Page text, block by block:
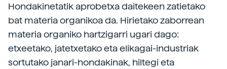
Hondakinetatik aprobetxa daitekeen zatietako
bat materia organikoa da. Hirietako zaborrean
materia organiko hartzigarri ugari dago:
etxeetako, jatetxetako eta elikagai-industriak
sortutako janari-hondakinak, hiltegi eta